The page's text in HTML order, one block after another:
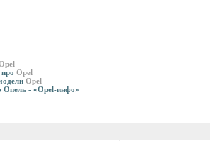
про Opel
Opel
Опель - «Opel-инфо»